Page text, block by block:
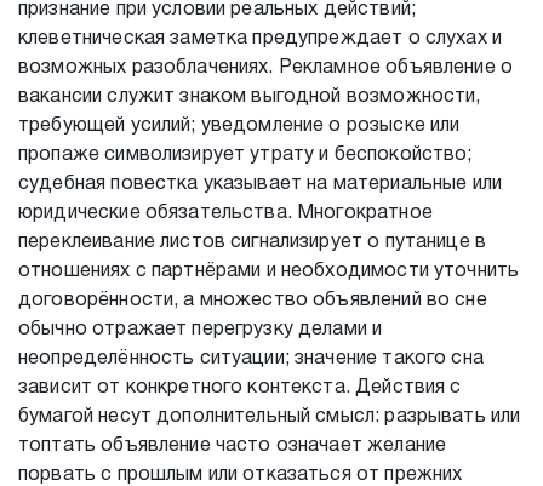
признание при условии реальных действий;
клеветническая заметка предупреждает о слухах и
возможных разоблачениях. Рекламное объявление о
вакансии служит знаком выгодной возможности,
требующей усилий; уведомление о розыске или
пропаже символизирует утрату и беспокойство;
судебная повестка указывает на материальные или
юридические обязательства. Многократное
переклеивание листов сигнализирует о путанице в
отношениях с партнёрами и необходимости уточнить
договорённости, а множество объявлений во сне
обычно отражает перегрузку делами и
неопределённость ситуации; значение такого сна
зависит от конкретного контекста. Действия с
бумагой несут дополнительный смысл: разрывать или
топтать объявление часто означает желание
порвать с прошлым или отказаться от прежних